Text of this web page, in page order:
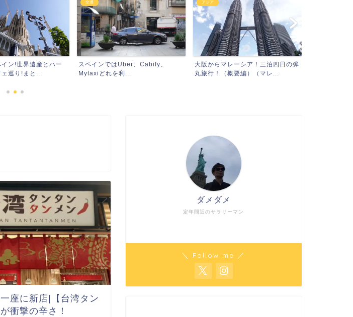
ン!世界遺産とハー
巡り!まと...
交通
スペインではUber、Cabify、
Mytaxiどれを利...
アジア
大阪からマレーシア！三泊四日の弾
丸旅行！（概要編）（マレ...
座に新店|【台湾タン
衝撃の辛さ！
定年間近のサラリーマン
ダメダメ
＼ Follow me ／